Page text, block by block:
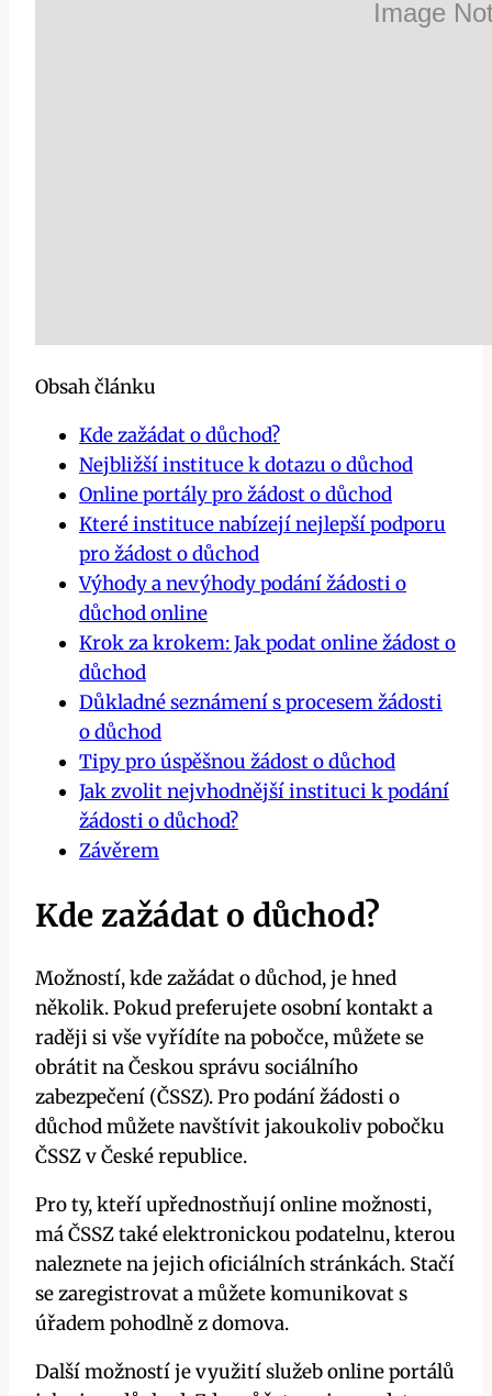
Obsah článku
Kde zažádat o důchod?
Nejbližší instituce k dotazu o důchod
Online portály pro žádost o důchod
Které instituce nabízejí nejlepší podporu
pro žádost o důchod
Výhody a nevýhody podání žádosti o
důchod online
Krok za krokem: Jak podat online žádost o
důchod
Důkladné seznámení s procesem žádosti
o důchod
Tipy pro úspěšnou žádost o důchod
Jak zvolit nejvhodnější instituci k podání
žádosti o důchod?
Závěrem
Kde zažádat o důchod?
Možností, kde zažádat o důchod, je hned
několik. Pokud preferujete osobní kontakt a
raději si vše vyřídíte na pobočce, můžete se
obrátit na Českou správu sociálního
zabezpečení (ČSSZ). Pro podání žádosti o
důchod můžete navštívit jakoukoliv pobočku
ČSSZ v České republice.
Pro ty, kteří upřednostňují online možnosti,
má ČSSZ také elektronickou podatelnu, kterou
naleznete na jejich oficiálních stránkách. Stačí
se zaregistrovat a můžete komunikovat s
úřadem pohodlně z domova.
Další možností je využití služeb online portálů